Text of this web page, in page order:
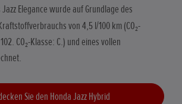
Elegance wurde auf Grundlage des
von 4,5 l/100 km (CO₂-
CO₂-Klasse: C.) und eines vollen
Sie den Honda Jazz Hybrid